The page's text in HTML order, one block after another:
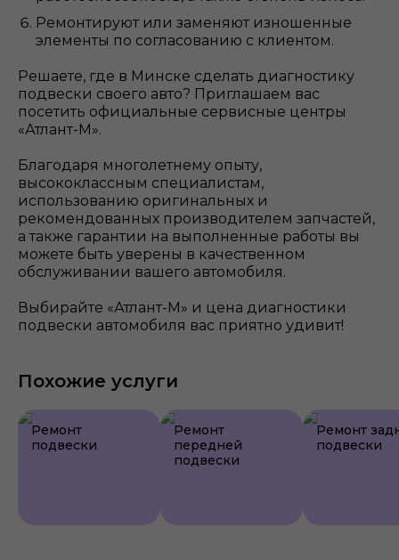
Ремонтируют или заменяют изношенные
элементы по согласованию с клиентом.
Решаете, где в Минске сделать диагностику
подвески своего авто? Приглашаем вас
посетить официальные сервисные центры
«Атлант-М».
Благодаря многолетнему опыту,
высококлассным специалистам,
использованию оригинальных и
рекомендованных производителем запчастей,
а также гарантии на выполненные работы вы
можете быть уверены в качественном
обслуживании вашего автомобиля.
Выбирайте «Атлант-М» и цена диагностики
подвески автомобиля вас приятно удивит!
Похожие услуги
Ремонт
подвески
Ремонт
передней
подвески
Ремонт
подвески